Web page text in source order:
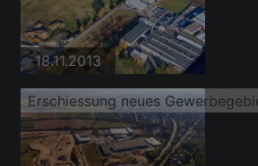
18.11.2013